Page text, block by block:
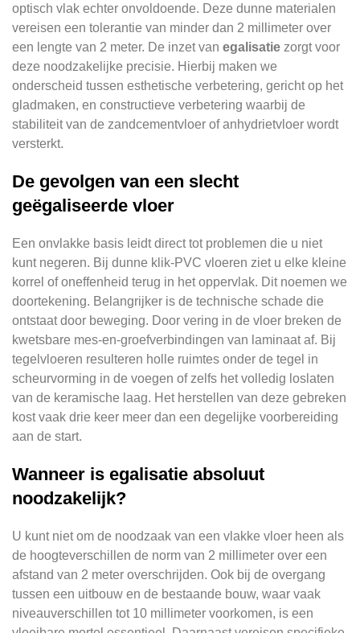
optisch vlak echter onvoldoende. Deze dunne materialen
vereisen een tolerantie van minder dan 2 millimeter over
een lengte van 2 meter. De inzet van egalisatie zorgt voor
deze noodzakelijke precisie. Hierbij maken we
onderscheid tussen esthetische verbetering, gericht op het
gladmaken, en constructieve verbetering waarbij de
stabiliteit van de zandcementvloer of anhydrietvloer wordt
versterkt.
De gevolgen van een slecht
geëgaliseerde vloer
Een onvlakke basis leidt direct tot problemen die u niet
kunt negeren. Bij dunne klik-PVC vloeren ziet u elke kleine
korrel of oneffenheid terug in het oppervlak. Dit noemen we
doortekening. Belangrijker is de technische schade die
ontstaat door beweging. Door vering in de vloer breken de
kwetsbare mes-en-groefverbindingen van laminaat af. Bij
tegelvloeren resulteren holle ruimtes onder de tegel in
scheurvorming in de voegen of zelfs het volledig loslaten
van de keramische laag. Het herstellen van deze gebreken
kost vaak drie keer meer dan een degelijke voorbereiding
aan de start.
Wanneer is egalisatie absoluut
noodzakelijk?
U kunt niet om de noodzaak van een vlakke vloer heen als
de hoogteverschillen de norm van 2 millimeter over een
afstand van 2 meter overschrijden. Ook bij de overgang
tussen een uitbouw en de bestaande bouw, waar vaak
niveauverschillen tot 10 millimeter voorkomen, is een